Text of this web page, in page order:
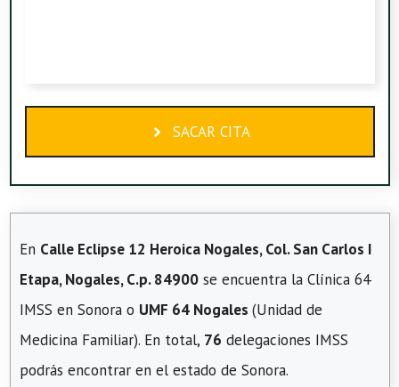
SACAR CITA
En Calle Eclipse 12 Heroica Nogales, Col. San Carlos I
Etapa, Nogales, C.p. 84900 se encuentra la Clínica 64
IMSS en Sonora o UMF 64 Nogales (Unidad de
Medicina Familiar). En total, 76 delegaciones IMSS
podrás encontrar en el estado de Sonora.